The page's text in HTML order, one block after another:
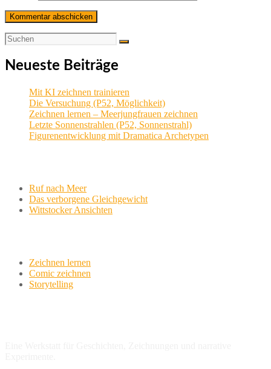
Neueste Beiträge
Mit KI zeichnen trainieren
Die Versuchung (P52, Möglichkeit)
Zeichnen lernen – Meerjungfrauen zeichnen
Letzte Sonnenstrahlen (P52, Sonnenstrahl)
Figurenentwicklung mit Dramatica Archetypen
Ruf nach Meer
Das verborgene Gleichgewicht
Wittstocker Ansichten
Zeichnen lernen
Comic zeichnen
Storytelling